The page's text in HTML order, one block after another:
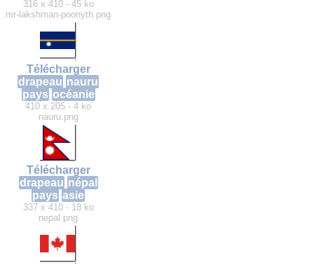
316 x 410 - 45 ko
mr-lakshman-poonyth.png
Télécharger
drapeau nauru
pays océanie
410 x 205 - 4 ko
nauru.png
Télécharger
drapeau népal
pays asie
337 x 410 - 18 ko
nepal.png